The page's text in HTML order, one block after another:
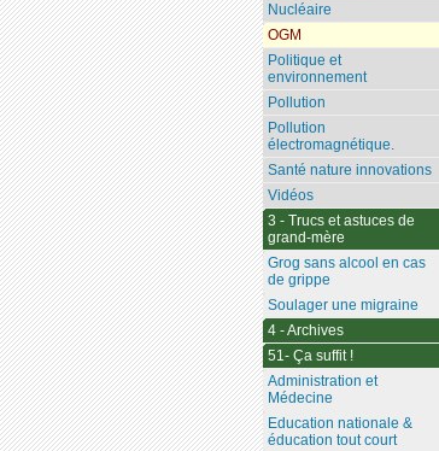
Nucléaire
OGM
Politique et
environnement
Pollution
Pollution
électromagnétique.
Santé nature innovations
Vidéos
3 - Trucs et astuces de
grand-mère
Grog sans alcool en cas
de grippe
Soulager une migraine
4 - Archives
51- Ça suffit !
Administration et
Médecine
Education nationale &
éducation tout court